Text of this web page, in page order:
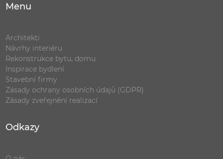
Menu
Architekti
Návrhy interiéru
Rekonstrukce bytu, domu
Inspirace bydlení
Stavební firmy
Zásady ochrany osobních údajů (GDPR)
Zásady zveřejnění realizací
Odkazy